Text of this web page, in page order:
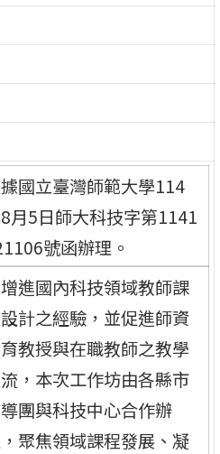
國立臺灣師範大學114
月5日師大科技字第1141
號函辦理。
進國內科技領域教師課
計之經驗，並促進師資
教授與在職教師之教學
，本次工作坊由各縣市
團與科技中心合作辦
聚焦領域課程發展、凝